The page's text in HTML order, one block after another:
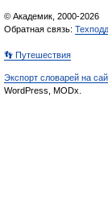
© Академик, 2000-2026
Обратная связь:
👣 Путешествия
Экспорт словарей на
WordPress, MODx.